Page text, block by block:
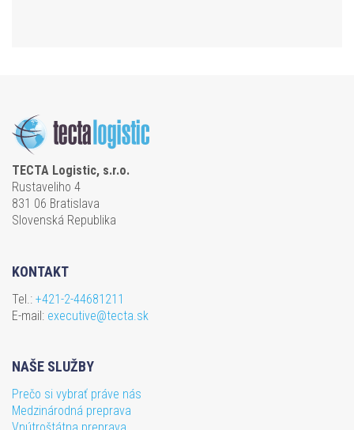
TECTA Logistic, s.r.o.
Rustaveliho 4
831 06 Bratislava
Slovenská Republika
KONTAKT
Tel.: +421-2-44681211
E-mail: executive@tecta.sk
NAŠE SLUŽBY
Prečo si vybrať práve nás
Medzinárodná preprava